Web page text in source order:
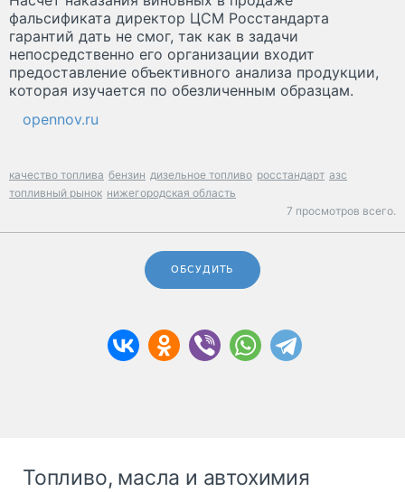
фальсификата директор ЦСМ Росстандарта
гарантий дать не смог, так как в задачи
непосредственно его организации входит
предоставление объективного анализа продукции,
которая изучается по обезличенным образцам.
opennov.ru
качество топлива бензин дизельное топливо росстандарт азс
топливный рынок нижегородская область
7 просмотров всего.
ОБСУДИТЬ
Топливо, масла и автохимия